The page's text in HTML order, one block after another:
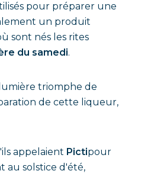
pour préparer une
un produit
sont nés les rites
du samedi.
triomphe de
de cette liqueur,
appelaient Pictipour
au solstice d'été,